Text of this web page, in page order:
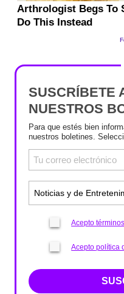
SUSCRÍBETE
NUESTROS
Para que estés bien
nuestros boletines.
Acepto
Acepto política